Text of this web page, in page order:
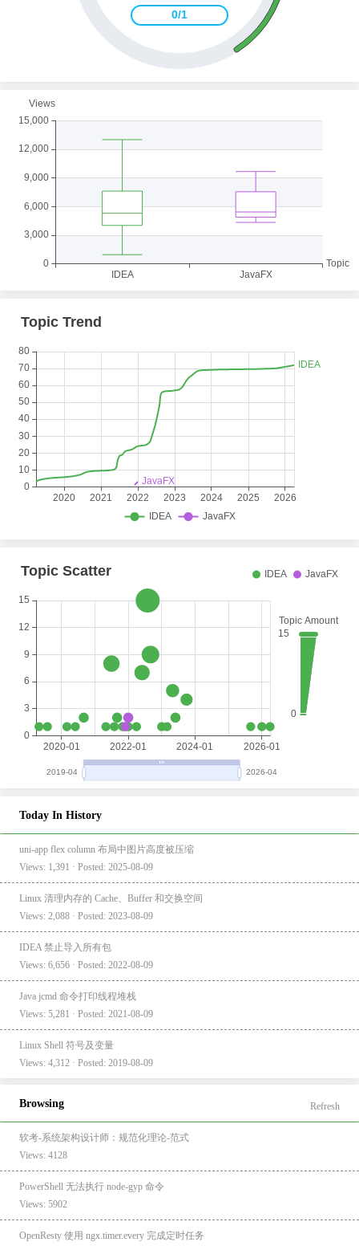
Today In History
uni-app flex column 布局中图片高度被压缩
Views: 1,391 · Posted: 2025-08-09
Linux 清理内存的 Cache、Buffer 和交换空间
Views: 2,088 · Posted: 2023-08-09
IDEA 禁止导入所有包
Views: 6,656 · Posted: 2022-08-09
Java jcmd 命令打印线程堆栈
Views: 5,281 · Posted: 2021-08-09
Linux Shell 符号及变量
Views: 4,312 · Posted: 2019-08-09
Browsing Refresh
软考-系统架构设计师：规范化理论-范式
Views: 4128
PowerShell 无法执行 node-gyp 命令
Views: 5902
OpenResty 使用 ngx.timer.every 完成定时任务